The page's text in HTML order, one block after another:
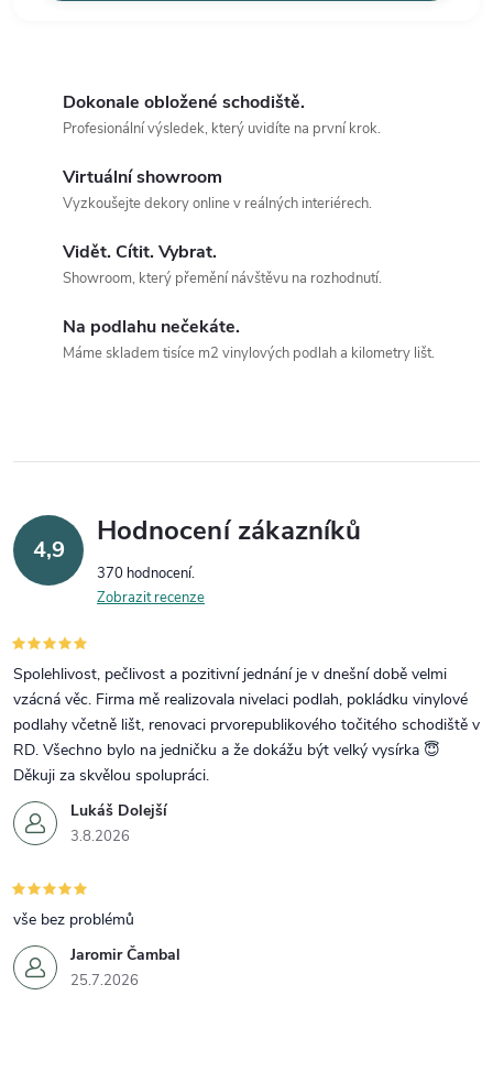
Dokonale obložené schodiště.
Profesionální výsledek, který uvidíte na první krok.
Virtuální showroom
Vyzkoušejte dekory online v reálných interiérech.
Vidět. Cítit. Vybrat.
Showroom, který přemění návštěvu na rozhodnutí.
Na podlahu nečekáte.
Máme skladem tisíce m2 vinylových podlah a kilometry lišt.
4,9
Hodnocení zákazníků
370 hodnocení
Zobrazit recenze
Lukáš Dolejší
3.8.2026
Spolehlivost, pečlivost a pozitivní jednání je v dnešní době velmi
vzácná věc. Firma mě realizovala nivelaci podlah, pokládku vinylové
podlahy včetně lišt, renovaci prvorepublikového točitého schodiště v
RD. Všechno bylo na jedničku a že dokážu být velký vysírka 😇
Děkuji za skvělou spolupráci.
Jaromir Čambal
25.7.2026
vše bez problémů